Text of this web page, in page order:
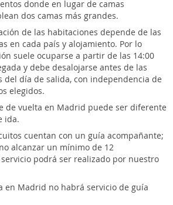
donde en lugar de camas
dos camas más grandes.
de las habitaciones depende de las
en cada país y alojamiento. Por lo
suele ocuparse a partir de las 14:00
y debe desalojarse antes de las
del día de salida, con independencia de
elegidos.
de vuelta en Madrid puede ser diferente
ida.
cuentan con un guía acompañante;
alcanzar un mínimo de 12
podrá ser realizado por nuestro
en Madrid no habrá servicio de guía